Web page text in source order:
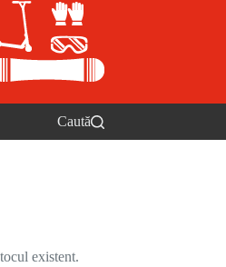
Caută
existent.